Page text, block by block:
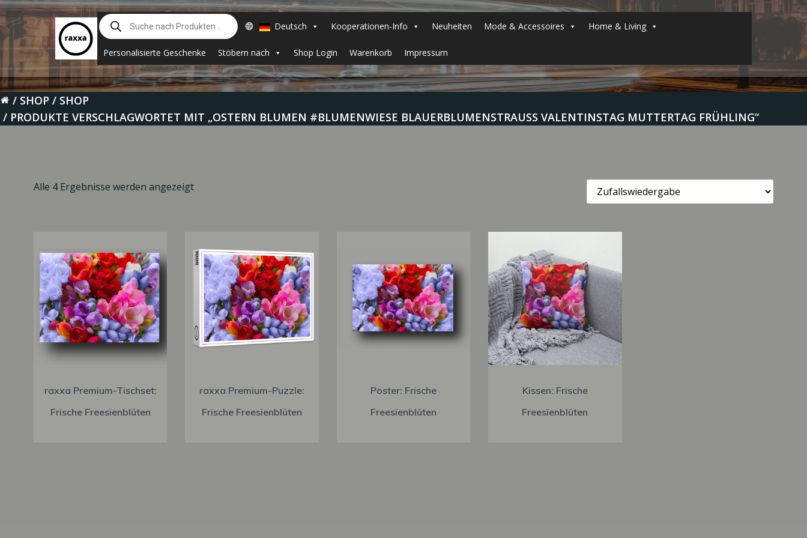
Zum
Inhalt
springen
Suche
nach
Produkten
Deutsch Kooperationen-Info Neuheiten Mode & Accessoires Home & Living
Personalisierte Geschenke Stöbern nach Shop Login Warenkorb Impressum
SHOP
SHOP
PRODUKTE VERSCHLAGWORTET MIT „OSTERN BLUMEN #BLUMENWIESE BLAUERBLUMENSTRAUSS VALENTINSTAG MUTTERTAG FRÜHLING“
Alle 4 Ergebnisse werden angezeigt
raxxa Premium-Tischset:
Frische Freesienblüten
raxxa Premium-Puzzle:
Frische Freesienblüten
Poster: Frische
Freesienblüten
Kissen: Frische
Freesienblüten